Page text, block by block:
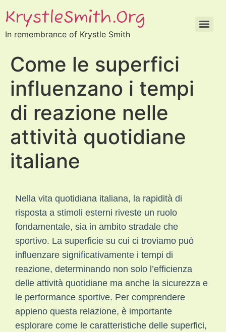
KrystleSmith.org
In remembrance of Krystle Smith
Come le superfici
influenzano i tempi
di reazione nelle
attività quotidiane
italiane
Nella vita quotidiana italiana, la rapidità di
risposta a stimoli esterni riveste un ruolo
fondamentale, sia in ambito stradale che
sportivo. La superficie su cui ci troviamo può
influenzare significativamente i tempi di
reazione, determinando non solo l’efficienza
delle attività quotidiane ma anche la sicurezza e
le performance sportive. Per comprendere
appieno questa relazione, è importante
esplorare come le caratteristiche delle superfici,